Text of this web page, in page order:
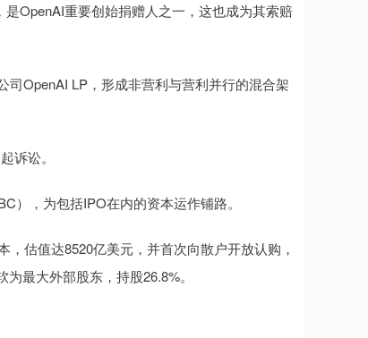
OpenAI重要创始捐赠人之一，这也成为其索赔
OpenAI LP，形成非营利与营利并行的混合架
诉讼。
，为包括IPO在内的资本运作铺路。
估值达8520亿美元，并首次向散户开放认购，
最大外部股东，持股26.8%。